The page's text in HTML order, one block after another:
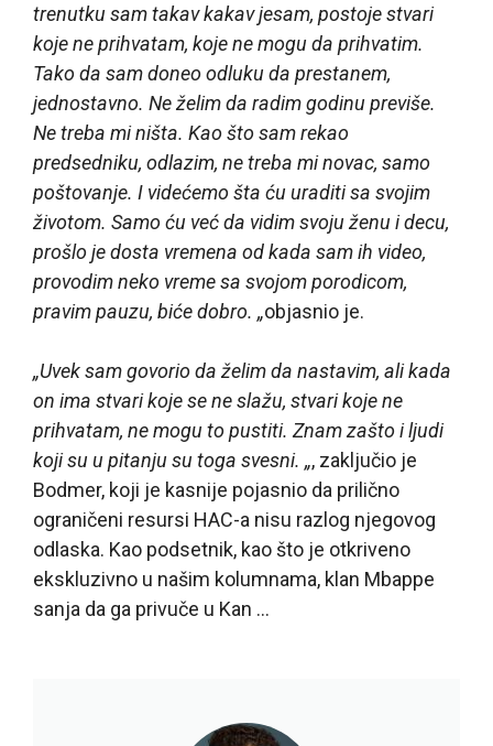
trenutku sam takav kakav jesam, postoje stvari
koje ne prihvatam, koje ne mogu da prihvatim.
Tako da sam doneo odluku da prestanem,
jednostavno. Ne želim da radim godinu previše.
Ne treba mi ništa. Kao što sam rekao
predsedniku, odlazim, ne treba mi novac, samo
poštovanje. I videćemo šta ću uraditi sa svojim
životom. Samo ću već da vidim svoju ženu i decu,
prošlo je dosta vremena od kada sam ih video,
provodim neko vreme sa svojom porodicom,
pravim pauzu, biće dobro. „objasnio je.
„Uvek sam govorio da želim da nastavim, ali kada
on ima stvari koje se ne slažu, stvari koje ne
prihvatam, ne mogu to pustiti. Znam zašto i ljudi
koji su u pitanju su toga svesni. „, zaključio je
Bodmer, koji je kasnije pojasnio da prilično
ograničeni resursi HAC-a nisu razlog njegovog
odlaska. Kao podsetnik, kao što je otkriveno
ekskluzivno u našim kolumnama, klan Mbappe
sanja da ga privuče u Kan …